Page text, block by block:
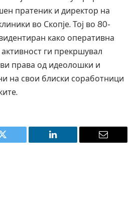
пратеник и директор на
во Скопје. Тој во 80-
како оперативна
активност ги прекршувал
права од идеолошки и
на свои блиски соработници
Twitter LinkedIn Email